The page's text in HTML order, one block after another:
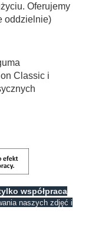
Oferujemy
oddzielnie)
Classic i
współpraca
naszych zdjęć i